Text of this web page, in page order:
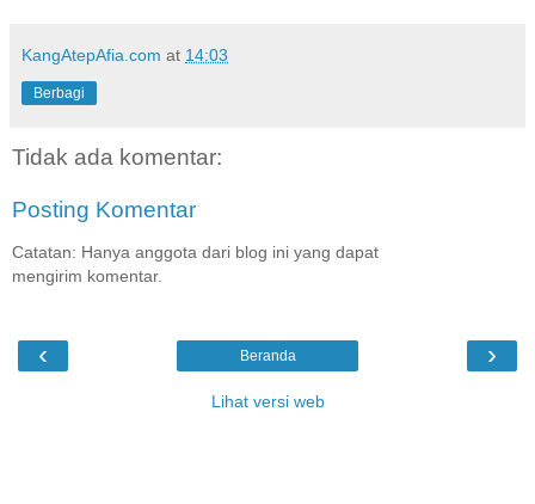
KangAtepAfia.com at 14:03
Berbagi
Tidak ada komentar:
Posting Komentar
Catatan: Hanya anggota dari blog ini yang dapat
mengirim komentar.
‹ ›
Beranda
Lihat versi web